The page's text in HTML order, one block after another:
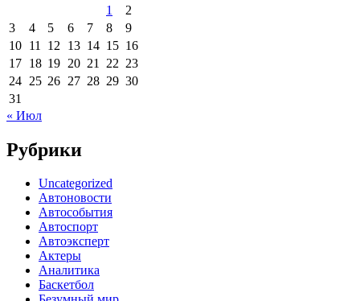
1
2
3
4 5 6 7 8
9
10 11 12 13 14 15 16
17 18 19 20 21 22 23
24 25 26 27 28 29 30
31
« Июл
Рубрики
Uncategorized
Автоновости
Автособытия
Автоспорт
Автоэксперт
Актеры
Аналитика
Баскетбол